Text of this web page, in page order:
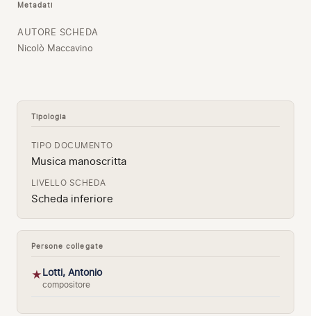
Metadati
AUTORE SCHEDA
Nicolò Maccavino
Tipologia
TIPO DOCUMENTO
Musica manoscritta
LIVELLO SCHEDA
Scheda inferiore
Persone collegate
★Lotti, Antonio
compositore